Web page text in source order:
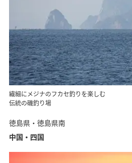
繊細にメジナのフカセ釣りを楽しむ
伝統の磯釣り場
徳島県・徳島県南
中国・四国